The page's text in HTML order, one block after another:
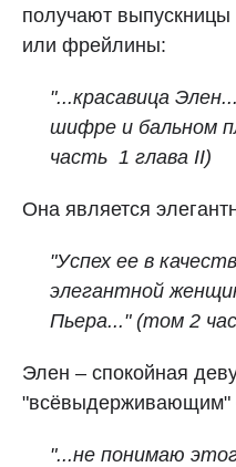
получают выпускницы
или фрейлины:
"...красавица
шифре и бальном
часть 1 глава II)
Она является
"Успех ее в
элегантной
Пьера..." (том 2
Элен – спокойная
"всёвыдерживающим"
"...не понимаю